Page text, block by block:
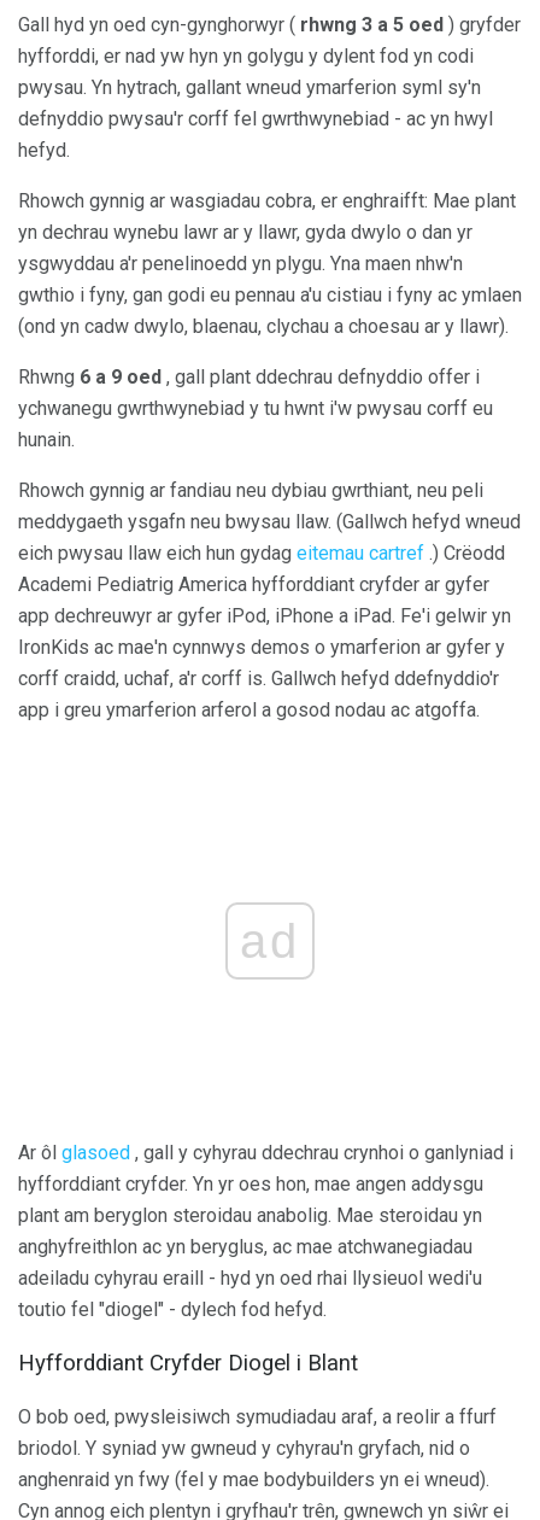
Gall hyd yn oed cyn-gynghorwyr ( rhwng 3 a 5 oed ) gryfder
hyfforddi, er nad yw hyn yn golygu y dylent fod yn codi
pwysau. Yn hytrach, gallant wneud ymarferion syml sy'n
defnyddio pwysau'r corff fel gwrthwynebiad - ac yn hwyl
hefyd.
Rhowch gynnig ar wasgiadau cobra, er enghraifft: Mae plant
yn dechrau wynebu lawr ar y llawr, gyda dwylo o dan yr
ysgwyddau a'r penelinoedd yn plygu. Yna maen nhw'n
gwthio i fyny, gan godi eu pennau a'u cistiau i fyny ac ymlaen
(ond yn cadw dwylo, blaenau, clychau a choesau ar y llawr).
Rhwng 6 a 9 oed , gall plant ddechrau defnyddio offer i
ychwanegu gwrthwynebiad y tu hwnt i'w pwysau corff eu
hunain.
Rhowch gynnig ar fandiau neu dybiau gwrthiant, neu peli
meddygaeth ysgafn neu bwysau llaw. (Gallwch hefyd wneud
eich pwysau llaw eich hun gydag eitemau cartref .) Crëodd
Academi Pediatrig America hyfforddiant cryfder ar gyfer
app dechreuwyr ar gyfer iPod, iPhone a iPad. Fe'i gelwir yn
IronKids ac mae'n cynnwys demos o ymarferion ar gyfer y
corff craidd, uchaf, a'r corff is. Gallwch hefyd ddefnyddio'r
app i greu ymarferion arferol a gosod nodau ac atgoffa.
ad
Ar ôl glasoed , gall y cyhyrau ddechrau crynhoi o ganlyniad i
hyfforddiant cryfder. Yn yr oes hon, mae angen addysgu
plant am beryglon steroidau anabolig. Mae steroidau yn
anghyfreithlon ac yn beryglus, ac mae atchwanegiadau
adeiladu cyhyrau eraill - hyd yn oed rhai llysieuol wedi'u
toutio fel "diogel" - dylech fod hefyd.
Hyfforddiant Cryfder Diogel i Blant
O bob oed, pwysleisiwch symudiadau araf, a reolir a ffurf
briodol. Y syniad yw gwneud y cyhyrau'n gryfach, nid o
anghenraid yn fwy (fel y mae bodybuilders yn ei wneud).
Cyn annog eich plentyn i gryfhau'r trên, gwnewch yn siŵr ei